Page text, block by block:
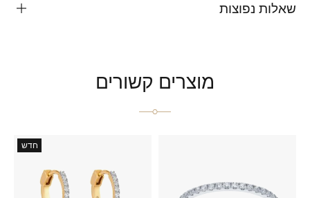
שאלות נפוצות
מוצרים קשורים
חדש